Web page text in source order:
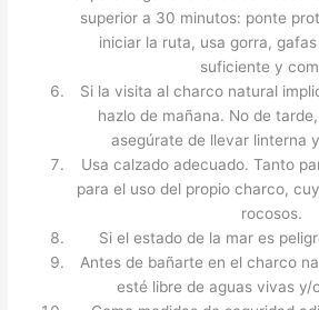
superior a 30 minutos: ponte
iniciar la ruta, usa gorra,
suficiente y
Si la visita al charco natural
hazlo de mañana. No de
asegúrate de llevar linterna
Usa calzado adecuado. Tanto
para el uso del propio charco,
rocosos.
Si el estado de la mar es
Antes de bañarte en el charco
esté libre de aguas vivas y/